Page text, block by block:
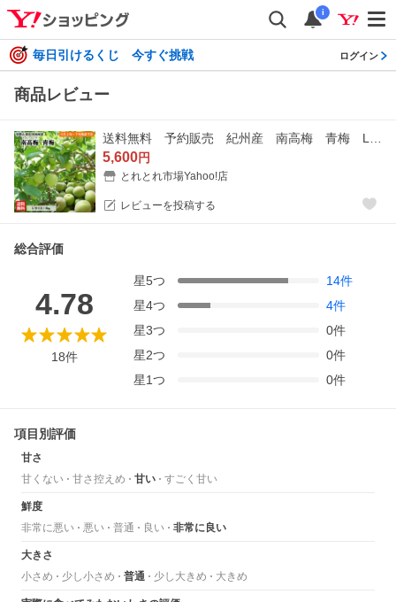
i
毎日引けるくじ 今すぐ挑戦 ログイン
商品レビュー
5,600円
とれとれ市場Yahoo!店
レビューを投稿する
総合評価
4.78
18件
星5つ 14件
星4つ 4件
星3つ 0件
星2つ 0件
星1つ 0件
項目別評価
甘さ
甘くない
甘さ控えめ 甘い すごく甘い
鮮度
非常に悪い
悪い 普通 良い 非常に良い
大きさ
小さめ
少し小さめ 普通 少し大きめ 大きめ